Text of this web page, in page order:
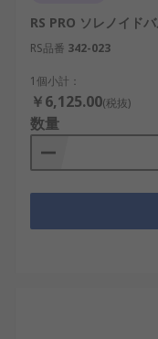
RS PRO ソレノイド
RS品番 342-023
1個小計：
￥6,125.00(税抜)
数量